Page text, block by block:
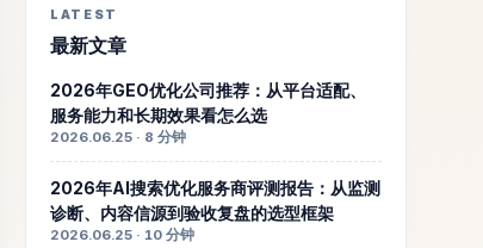
LATEST
最新文章
2026年GEO优化公司推荐：从平台适配、
服务能力和长期效果看怎么选
2026.06.25 · 8 分钟
2026年AI搜索优化服务商评测报告：从监测
诊断、内容信源到验收复盘的选型框架
2026.06.25 · 10 分钟